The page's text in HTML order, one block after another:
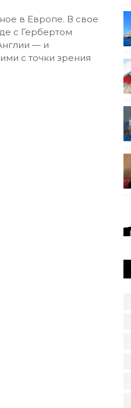
в Европе. В свое
с Гербертом
— и
с точки зрения